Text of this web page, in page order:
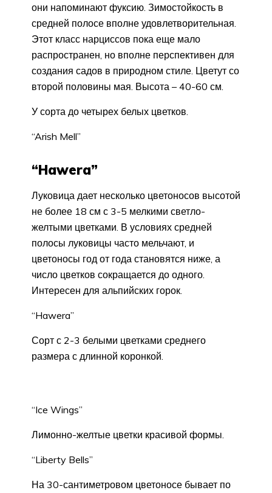
они напоминают фуксию. Зимостойкость в
сред­ней полосе вполне удовлетворитель­ная.
Этот класс нарциссов пока еще мало
распространен, но вполне перс­пективен для
создания садов в природ­ном стиле. Цветут со
второй половины мая. Высота – 40-60 см.
У сорта до четырех белых цвет­ков.
“Arish Mell”
“Hawera”
Луковица дает не­сколько цветоносов высотой
не более 18 см с 3-5 мелкими светло-
желтыми цветками. В условиях средней
полосы луковицы часто мельчают, и
цветоносы год от года становятся ниже, а
число цветков сокращается до одного.
Интересен для альпийских горок.
“Hawera”
Сорт с 2-3 белыми цветками среднего
размера с длинной коронкой.
“Ice Wings”
Лимонно-желтые цвет­ки красивой формы.
“Liberty Bells”
На 30-сантиметровом цветоносе бывает по